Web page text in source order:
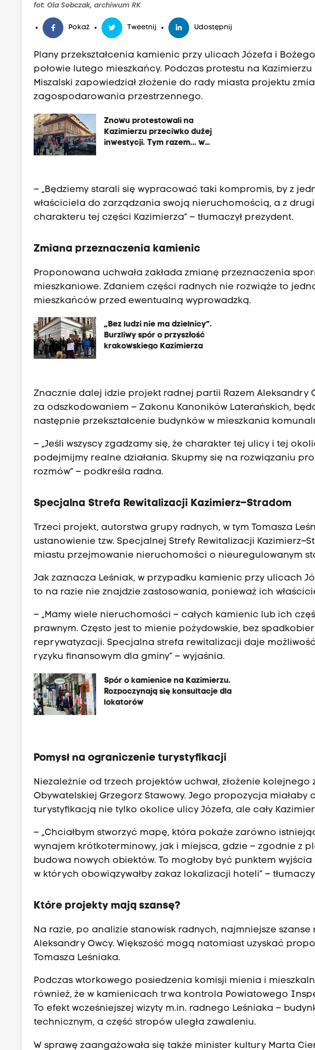
fot: Ola Sobczak, archiwum RK
Pokaż Tweetnij Udostępnij
Plany przekształcenia kamienic przy ulicach Józefa i
połowie lutego mieszkańcy. Podczas protestu na
Miszalski zapowiedział złożenie do rady miasta projektu
zagospodarowania przestrzennego.
Znowu protestowali na
Kazimierzu przeciwko dużej
inwestycji. Tym razem... w
– „Będziemy starali się wypracować taki kompromis, by z
właściciela do zarządzania swoją nieruchomością, a z
charakteru tej części Kazimierza” – tłumaczył prezydent.
Zmiana przeznaczenia kamienic
Proponowana uchwała zakłada zmianę przeznaczenia
mieszkaniowe. Zdaniem części radnych nie rozwiąże to
mieszkańców przed ewentualną wyprowadzką.
„Bez ludzi nie ma dzielnicy”.
Burzliwy spór o przyszłość
krakowskiego Kazimierza
Znacznie dalej idzie projekt radnej partii Razem Aleksandry
za odszkodowaniem – Zakonu Kanoników Laterańskich,
następnie przekształcenie budynków w mieszkania
– „Jeśli wszyscy zgadzamy się, że charakter tej ulicy i tej
podejmijmy realne działania. Skupmy się na rozwiązaniu
rozmów” – podkreśla radna.
Specjalna Strefa Rewitalizacji Kazimierz–Stradom
Trzeci projekt, autorstwa grupy radnych, w tym Tomasza
ustanowienie tzw. Specjalnej Strefy Rewitalizacji
miastu przejmowanie nieruchomości o nieuregulowanym
Jak zaznacza Leśniak, w przypadku kamienic przy ulicach
to na razie nie znajdzie zastosowania, ponieważ ich
– „Mamy wiele nieruchomości – całych kamienic lub ich
prawnym. Często jest to mienie pożydowskie, bez
reprywatyzacji. Specjalna strefa rewitalizacji daje
ryzyku finansowym dla gminy” – wyjaśnia.
Spór o kamienice na Kazimierzu.
Rozpoczynają się konsultacje dla
lokatorów
Pomysł na ograniczenie turystyfikacji
Niezależnie od trzech projektów uchwał, złożenie
Obywatelskiej Grzegorz Stawowy. Jego propozycja
turystyfikacją nie tylko okolice ulicy Józefa, ale cały
– „Chciałbym stworzyć mapę, która pokaże zarówno
wynajem krótkoterminowy, jak i miejsca, gdzie – zgodnie z
budowa nowych obiektów. To mogłoby być punktem
w których obowiązywałby zakaz lokalizacji hoteli” –
Które projekty mają szansę?
Na razie, po analizie stanowisk radnych, najmniejsze
Aleksandry Owcy. Większość mogą natomiast uzyskać
Tomasza Leśniaka.
Podczas wtorkowego posiedzenia komisji mienia i
również, że w kamienicach trwa kontrola Powiatowego
To efekt wcześniejszej wizyty m.in. radnego Leśniaka –
technicznym, a część stropów uległa zawaleniu.
W sprawę zaangażowała się także minister kultury Marta